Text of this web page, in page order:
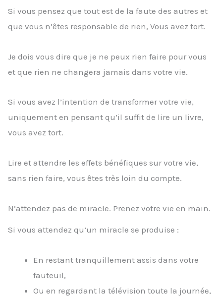
Si vous pensez que tout est de la faute des autres et
que vous n’êtes responsable de rien, Vous avez tort.
Je dois vous dire que je ne peux rien faire pour vous
et que rien ne changera jamais dans votre vie.
Si vous avez l’intention de transformer votre vie,
uniquement en pensant qu’il suffit de lire un livre,
vous avez tort.
Lire et attendre les effets bénéfiques sur votre vie,
sans rien faire, vous êtes très loin du compte.
N’attendez pas de miracle. Prenez votre vie en main.
Si vous attendez qu’un miracle se produise :
En restant tranquillement assis dans votre
fauteuil,
Ou en regardant la télévision toute la journée,